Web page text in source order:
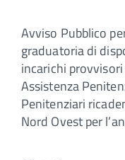
Avviso Pubblico
graduatoria di
incarichi
Assistenza
Penitenziari
Nord Ovest per